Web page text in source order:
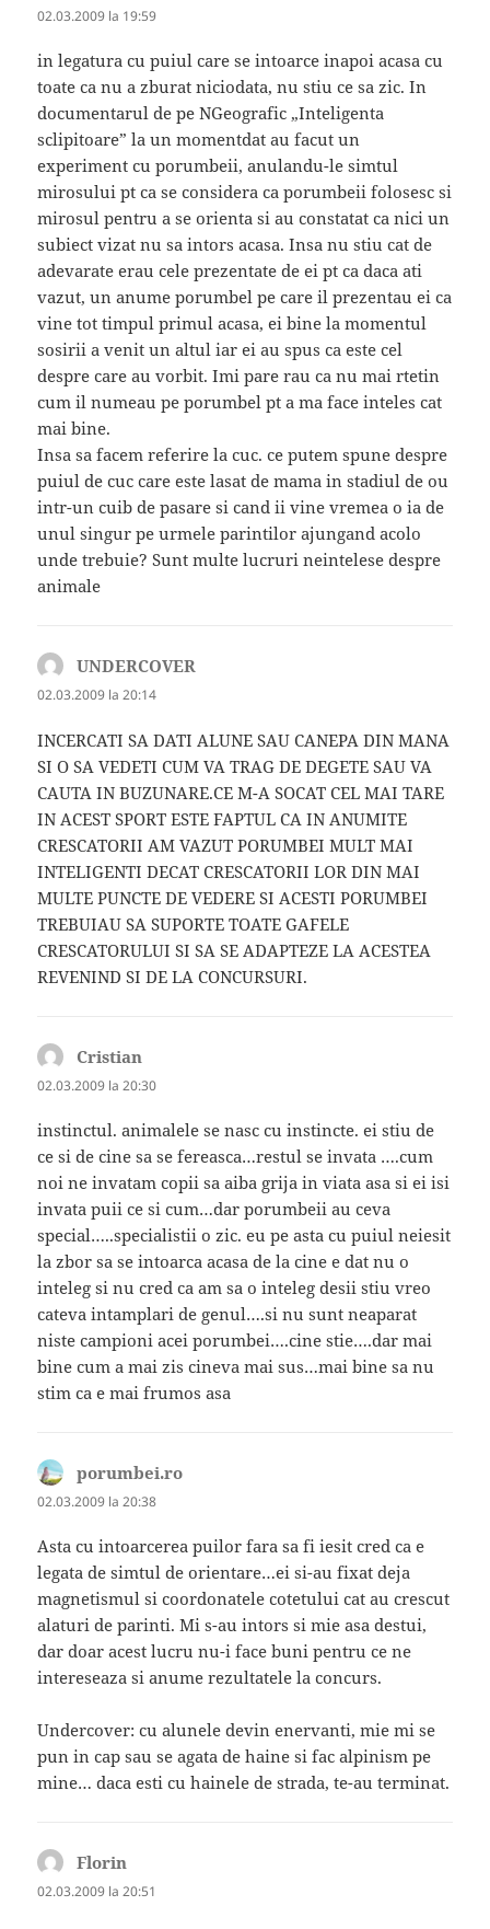
02.03.2009 la 19:59
in legatura cu puiul care se intoarce inapoi acasa cu
toate ca nu a zburat niciodata, nu stiu ce sa zic. In
documentarul de pe NGeografic „Inteligenta
sclipitoare” la un momentdat au facut un
experiment cu porumbeii, anulandu-le simtul
mirosului pt ca se considera ca porumbeii folosesc si
mirosul pentru a se orienta si au constatat ca nici un
subiect vizat nu sa intors acasa. Insa nu stiu cat de
adevarate erau cele prezentate de ei pt ca daca ati
vazut, un anume porumbel pe care il prezentau ei ca
vine tot timpul primul acasa, ei bine la momentul
sosirii a venit un altul iar ei au spus ca este cel
despre care au vorbit. Imi pare rau ca nu mai rtetin
cum il numeau pe porumbel pt a ma face inteles cat
mai bine.
Insa sa facem referire la cuc. ce putem spune despre
puiul de cuc care este lasat de mama in stadiul de ou
intr-un cuib de pasare si cand ii vine vremea o ia de
unul singur pe urmele parintilor ajungand acolo
unde trebuie? Sunt multe lucruri neintelese despre
animale
UNDERCOVER
02.03.2009 la 20:14
INCERCATI SA DATI ALUNE SAU CANEPA DIN MANA
SI O SA VEDETI CUM VA TRAG DE DEGETE SAU VA
CAUTA IN BUZUNARE.CE M-A SOCAT CEL MAI TARE
IN ACEST SPORT ESTE FAPTUL CA IN ANUMITE
CRESCATORII AM VAZUT PORUMBEI MULT MAI
INTELIGENTI DECAT CRESCATORII LOR DIN MAI
MULTE PUNCTE DE VEDERE SI ACESTI PORUMBEI
TREBUIAU SA SUPORTE TOATE GAFELE
CRESCATORULUI SI SA SE ADAPTEZE LA ACESTEA
REVENIND SI DE LA CONCURSURI.
Cristian
02.03.2009 la 20:30
instinctul. animalele se nasc cu instincte. ei stiu de
ce si de cine sa se fereasca…restul se invata ….cum
noi ne invatam copii sa aiba grija in viata asa si ei isi
invata puii ce si cum…dar porumbeii au ceva
special…..specialistii o zic. eu pe asta cu puiul neiesit
la zbor sa se intoarca acasa de la cine e dat nu o
inteleg si nu cred ca am sa o inteleg desii stiu vreo
cateva intamplari de genul….si nu sunt neaparat
niste campioni acei porumbei….cine stie….dar mai
bine cum a mai zis cineva mai sus…mai bine sa nu
stim ca e mai frumos asa
porumbei.ro
02.03.2009 la 20:38
Asta cu intoarcerea puilor fara sa fi iesit cred ca e
legata de simtul de orientare…ei si-au fixat deja
magnetismul si coordonatele cotetului cat au crescut
alaturi de parinti. Mi s-au intors si mie asa destui,
dar doar acest lucru nu-i face buni pentru ce ne
intereseaza si anume rezultatele la concurs.
Undercover: cu alunele devin enervanti, mie mi se
pun in cap sau se agata de haine si fac alpinism pe
mine… daca esti cu hainele de strada, te-au terminat.
Florin
02.03.2009 la 20:51